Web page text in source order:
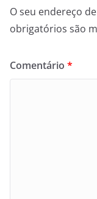
O seu endereço
obrigatórios são
Comentário *